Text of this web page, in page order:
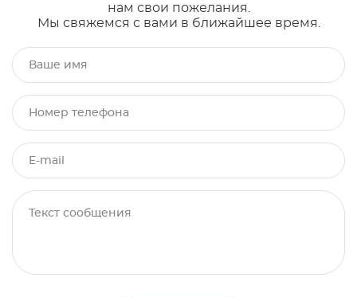
нам свои пожелания.
Мы свяжемся с вами в ближайшее время.